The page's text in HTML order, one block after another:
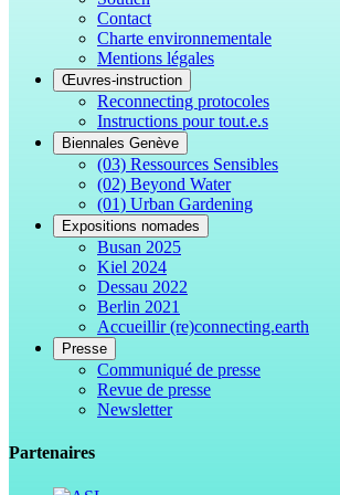
Contact
Charte environnementale
Mentions légales
Œuvres-instruction
Reconnecting protocoles
Instructions pour tout.e.s
Biennales Genève
(03) Ressources Sensibles
(02) Beyond Water
(01) Urban Gardening
Expositions nomades
Busan 2025
Kiel 2024
Dessau 2022
Berlin 2021
Accueillir (re)connecting.earth
Presse
Communiqué de presse
Revue de presse
Newsletter
Partenaires